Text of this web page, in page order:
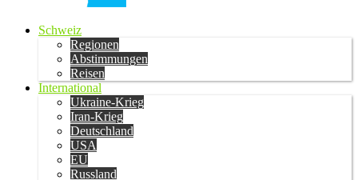
Schweiz
Regionen
Abstimmungen
Reisen
International
Ukraine-Krieg
Iran-Krieg
Deutschland
USA
EU
Russland